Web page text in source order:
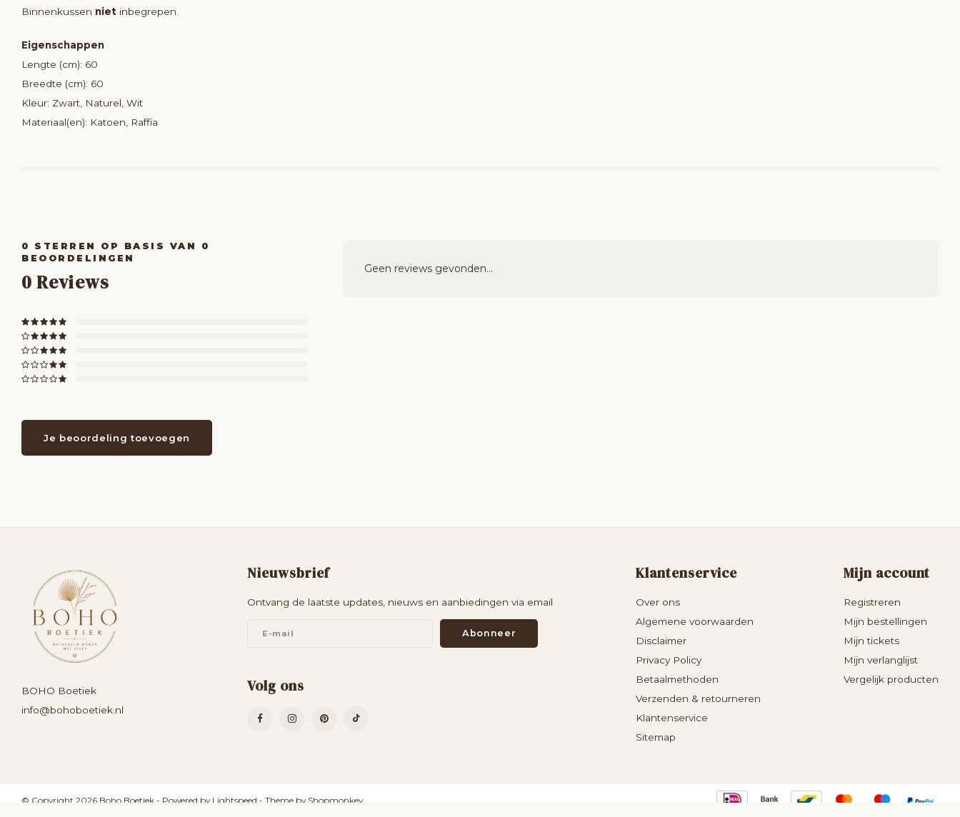
Binnenkussen niet inbegrepen.
Eigenschappen
Lengte (cm): 60
Breedte (cm): 60
Kleur: Zwart, Naturel, Wit
Materiaal(en): Katoen, Raffia
0 STERREN OP BASIS VAN 0
BEOORDELINGEN
0 Reviews
Je beoordeling toevoegen
Geen reviews gevonden...
BOHO Boetiek
info@bohoboetiek.nl
Nieuwsbrief
Ontvang de laatste updates, nieuws en aanbiedingen via email
Abonneer
Volg ons
Klantenservice
Over ons
Algemene voorwaarden
Disclaimer
Privacy Policy
Betaalmethoden
Verzenden & retourneren
Klantenservice
Sitemap
Mijn account
Registreren
Mijn bestellingen
Mijn tickets
Mijn verlanglijst
Vergelijk producten
© Copyright 2026 Boho Boetiek - Powered by Lightspeed - Theme by Shopmonkey